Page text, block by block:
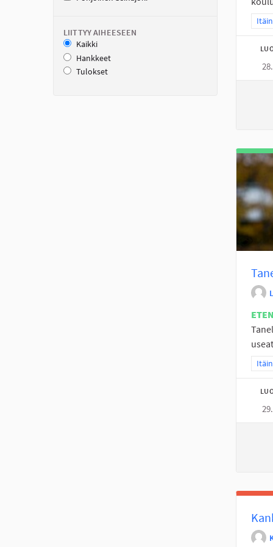
LIITTYY AIHEESEEN
Kaikki
Hankkeet
Tulokset